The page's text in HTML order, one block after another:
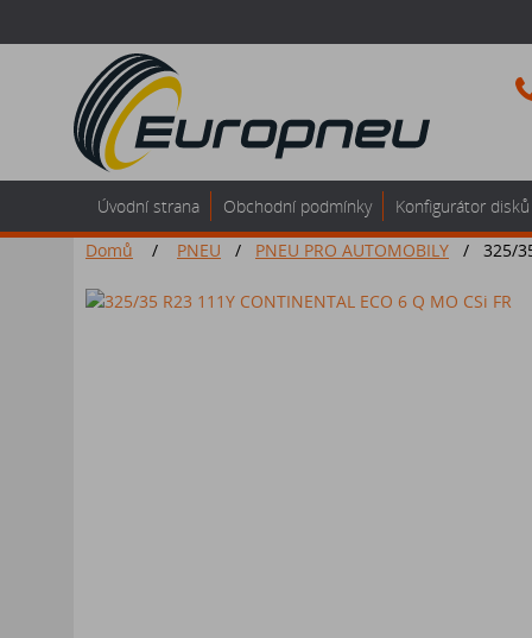
Úvodní strana Obchodní podmínky Konfigurátor disků
Domů
/ PNEU / PNEU PRO AUTOMOBILY / 325/